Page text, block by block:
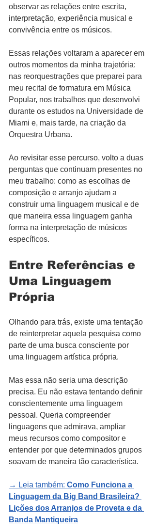
observar as relações entre escrita,
interpretação, experiência musical e
convivência entre os músicos.
Essas relações voltaram a aparecer em
outros momentos da minha trajetória:
nas reorquestrações que preparei para
meu recital de formatura em Música
Popular, nos trabalhos que desenvolvi
durante os estudos na Universidade de
Miami e, mais tarde, na criação da
Orquestra Urbana.
Ao revisitar esse percurso, volto a duas
perguntas que continuam presentes no
meu trabalho: como as escolhas de
composição e arranjo ajudam a
construir uma linguagem musical e de
que maneira essa linguagem ganha
forma na interpretação de músicos
específicos.
Entre Referências e
Uma Linguagem
Própria
Olhando para trás, existe uma tentação
de reinterpretar aquela pesquisa como
parte de uma busca consciente por
uma linguagem artística própria.
Mas essa não seria uma descrição
precisa. Eu não estava tentando definir
conscientemente uma linguagem
pessoal. Queria compreender
linguagens que admirava, ampliar
meus recursos como compositor e
entender por que determinados grupos
soavam de maneira tão característica.
→ Leia também: Como Funciona a
Linguagem da Big Band Brasileira?
Lições dos Arranjos de Proveta e da
Banda Mantiqueira